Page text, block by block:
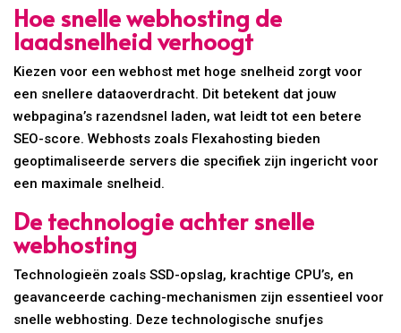
Hoe snelle webhosting de
laadsnelheid verhoogt
Kiezen voor een webhost met hoge snelheid zorgt voor
een snellere dataoverdracht. Dit betekent dat jouw
webpagina’s razendsnel laden, wat leidt tot een betere
SEO-score. Webhosts zoals Flexahosting bieden
geoptimaliseerde servers die specifiek zijn ingericht voor
een maximale snelheid.
De technologie achter snelle
webhosting
Technologieën zoals SSD-opslag, krachtige CPU’s, en
geavanceerde caching-mechanismen zijn essentieel voor
snelle webhosting. Deze technologische snufjes